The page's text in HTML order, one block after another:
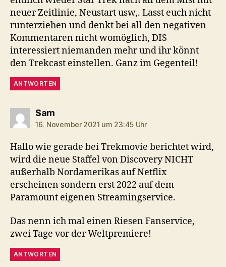
neuer Zeitlinie, Neustart usw,. Lasst euch nicht
runterziehen und denkt bei all den negativen
Kommentaren nicht womöglich, DIS
interessiert niemanden mehr und ihr könnt
den Trekcast einstellen. Ganz im Gegenteil!
ANTWORTEN
Samsagt:
16. November 2021 um 23:45 Uhr
Hallo wie gerade bei Trekmovie berichtet wird,
wird die neue Staffel von Discovery NICHT
außerhalb Nordamerikas auf Netflix
erscheinen sondern erst 2022 auf dem
Paramount eigenen Streamingservice.
Das nenn ich mal einen Riesen Fanservice,
zwei Tage vor der Weltpremiere!
ANTWORTEN